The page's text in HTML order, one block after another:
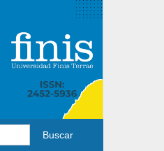
Buscar